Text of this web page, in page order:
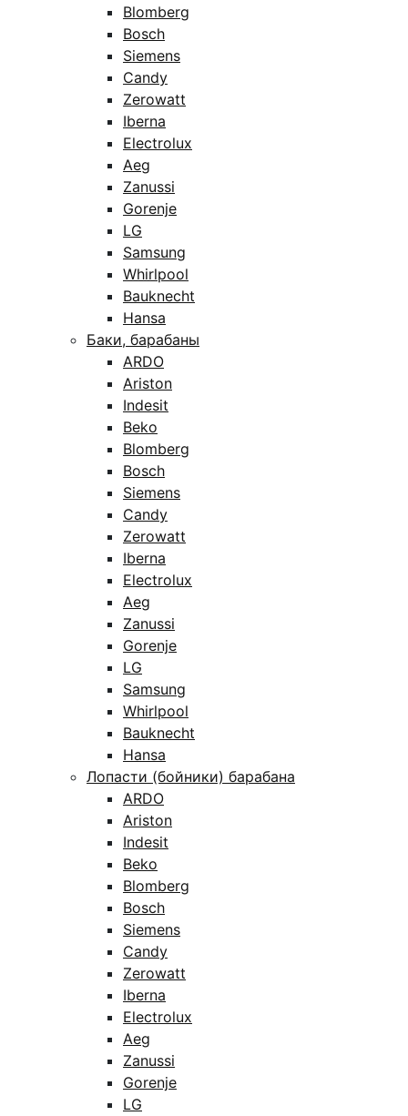
Blomberg
Bosch
Siemens
Candy
Zerowatt
Iberna
Electrolux
Aeg
Zanussi
Gorenje
LG
Samsung
Whirlpool
Bauknecht
Hansa
Баки, барабаны
ARDO
Ariston
Indesit
Beko
Blomberg
Bosch
Siemens
Candy
Zerowatt
Iberna
Electrolux
Aeg
Zanussi
Gorenje
LG
Samsung
Whirlpool
Bauknecht
Hansa
Лопасти (бойники) барабана
ARDO
Ariston
Indesit
Beko
Blomberg
Bosch
Siemens
Candy
Zerowatt
Iberna
Electrolux
Aeg
Zanussi
Gorenje
LG